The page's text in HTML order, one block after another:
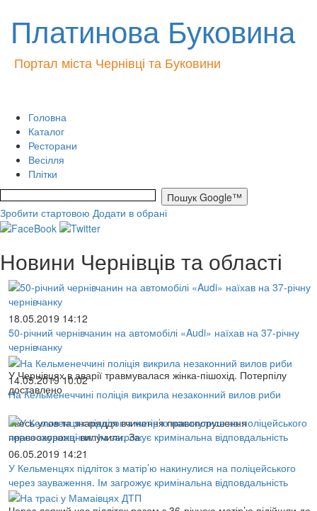
Платинова Буковина
Портал міста Чернівці та Буковини
Головна
Каталог
Ресторани
Весілля
Плітки
Зробити стартовою Додати в обрані
Новини Чернівців та області
18.05.2019 14:12
50-річний чернівчанин на автомобілі «Audi» наїхав на 37-річну
чернівчанку
У Чернівцях в аварії травмувалася жінка-пішохід. Потерпілу
доставлено
14.05.2019 10:02
На Кельменеччині поліція викрила незаконний вилов риби
Увесь улов та знаряддя вчинення правопорушення
правоохоронці вилучили. За
06.05.2019 14:21
У Кельменцях підліток з матір’ю накинулися на поліцейського
через зауваження. Ім загрожує кримінальна відповдальність